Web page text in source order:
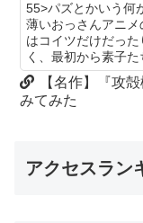
55>パズとかいう何
薄いおっさんアニ
はコイツだけだっ
く、最初から素子た
【名作】『攻
みてみた
アクセスラン